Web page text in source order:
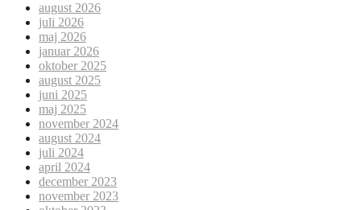
august 2026
juli 2026
maj 2026
januar 2026
oktober 2025
august 2025
juni 2025
maj 2025
november 2024
august 2024
juli 2024
april 2024
december 2023
november 2023